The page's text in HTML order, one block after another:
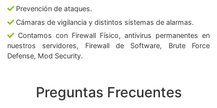
Prevención de ataques.
Cámaras de vigilancia y distintos sistemas de alarmas.
Contamos con Firewall Físico, antivirus permanentes en
nuestros servidores, Firewall de Software, Brute Force
Defense, Mod Security.
Preguntas Frecuentes